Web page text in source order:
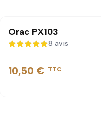
Orac PX103
5 sur 5
8 avis
10,50 € TTC